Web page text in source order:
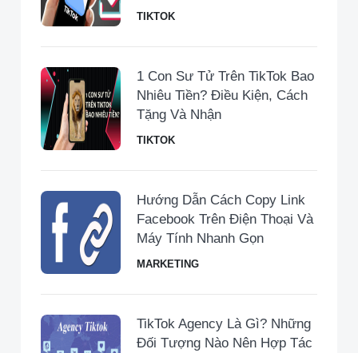
TIKTOK
1 Con Sư Tử Trên TikTok Bao
Nhiêu Tiền​? Điều Kiện, Cách
Tặng Và Nhận
TIKTOK
Hướng Dẫn Cách Copy Link
Facebook Trên Điện Thoại Và
Máy Tính Nhanh Gọn
MARKETING
TikTok Agency Là Gì? Những
Đối Tượng Nào Nên Hợp Tác